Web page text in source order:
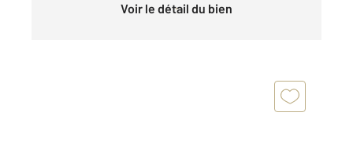
Voir le détail du bien